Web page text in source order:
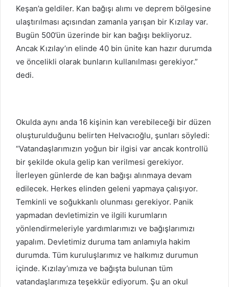
Keşan’a geldiler. Kan bağışı alımı ve deprem bölgesine
ulaştırılması açısından zamanla yarışan bir Kızılay var.
Bugün 500’ün üzerinde bir kan bağışı bekliyoruz.
Ancak Kızılay’ın elinde 40 bin ünite kan hazır durumda
ve öncelikli olarak bunların kullanılması gerekiyor.”
dedi.
Okulda aynı anda 16 kişinin kan verebileceği bir düzen
oluşturulduğunu belirten Helvacıoğlu, şunları söyledi:
“Vatandaşlarımızın yoğun bir ilgisi var ancak kontrollü
bir şekilde okula gelip kan verilmesi gerekiyor.
İlerleyen günlerde de kan bağışı alınmaya devam
edilecek. Herkes elinden geleni yapmaya çalışıyor.
Temkinli ve soğukkanlı olunması gerekiyor. Panik
yapmadan devletimizin ve ilgili kurumların
yönlendirmeleriyle yardımlarımızı ve bağışlarımızı
yapalım. Devletimiz duruma tam anlamıyla hakim
durumda. Tüm kuruluşlarımız ve halkımız durumun
içinde. Kızılay’ımıza ve bağışta bulunan tüm
vatandaşlarımıza teşekkür ediyorum. Şu an okul